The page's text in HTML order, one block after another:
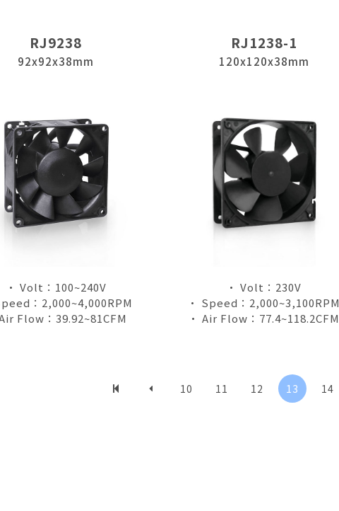
RJ9238
92x92x38mm
• Volt：100~240V
：2,000~4,000RPM
Flow：39.92~81CFM
RJ1238-1
120x120x38mm
• Volt：230V
• Speed：2,000~3,100RPM
• Air Flow：77.4~118.2CFM
10 11 12 13 14
同意